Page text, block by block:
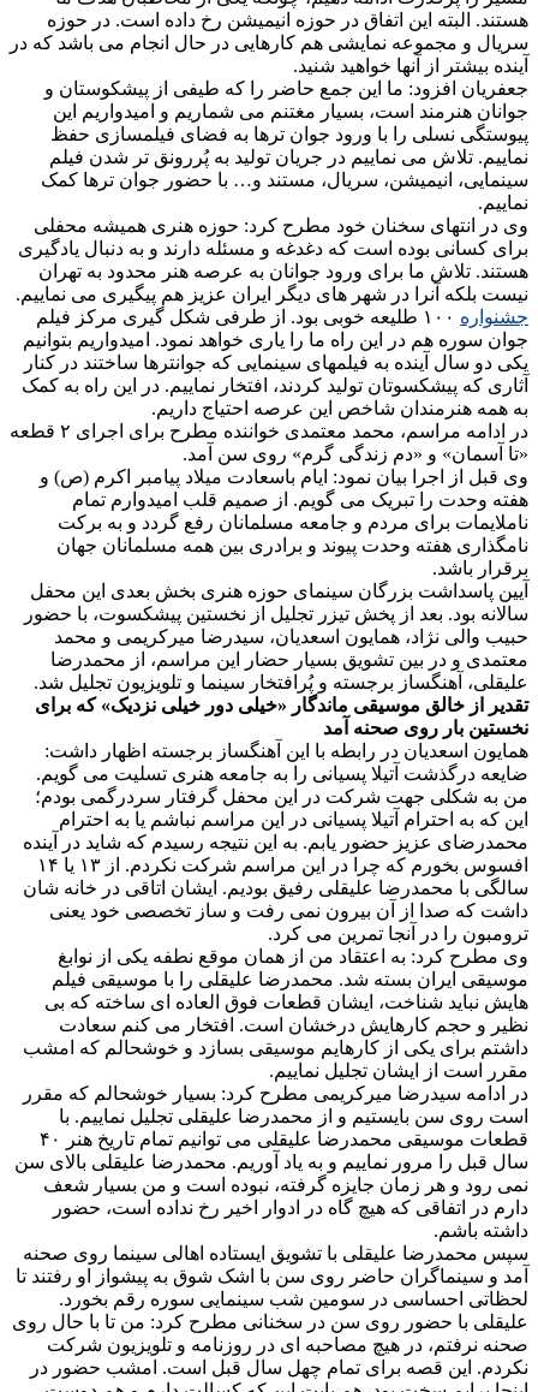
هستند. البته این اتفاق در حوزه انیمیشن رخ داده است. در حوزه
سریال و مجموعه نمایشی هم کارهایی در حال انجام می باشد که در
آینده بیشتر از آنها خواهید شنید.
جعفریان افزود: ما این جمع حاضر را که طیفی از پیشکوستان و
جوانان هنرمند است، بسیار مغتنم می شماریم و امیدواریم این
پیوستگی نسلی را با ورود جوان ترها به فضای فیلمسازی حفظ
نماییم. تلاش می نماییم در جریان تولید به پُررونق تر شدن فیلم
سینمایی، انیمیشن، سریال، مستند و… با حضور جوان ترها کمک
نماییم.
وی در انتهای سخنان خود مطرح کرد: حوزه هنری همیشه محفلی
برای کسانی بوده است که دغدغه و مسئله دارند و به دنبال یادگیری
هستند. تلاش ما برای ورود جوانان به عرصه هنر محدود به تهران
نیست بلکه آنرا در شهر های دیگر ایران عزیز هم پیگیری می نماییم.
جشنواره
۱۰۰ طلیعه خوبی بود. از طرفی شکل گیری مرکز فیلم
جوان سوره هم در این راه ما را یاری خواهد نمود. امیدواریم بتوانیم
یکی دو سال آینده به فیلمهای سینمایی که جوانترها ساختند در کنار
آثاری که پیشکسوتان تولید کردند، افتخار نماییم. در این راه به کمک
به همه هنرمندان شاخص این عرصه احتیاج داریم.
در ادامه مراسم، محمد معتمدی خواننده مطرح برای اجرای ۲ قطعه
«تا آسمان» و «دم زندگی گرم» روی سن آمد.
وی قبل از اجرا بیان نمود: ایام باسعادت میلاد پیامبر اکرم (ص) و
هفته وحدت را تبریک می گویم. از صمیم قلب امیدوارم تمام
ناملایمات برای مردم و جامعه مسلمانان رفع گردد و به برکت
نامگذاری هفته وحدت پیوند و برادری بین همه مسلمانان جهان
برقرار باشد.
آیین پاسداشت بزرگان سینمای حوزه هنری بخش بعدی این محفل
سالانه بود. بعد از پخش تیزر تجلیل از نخستین پیشکسوت، با حضور
حبیب والی نژاد، همایون اسعدیان، سیدرضا میرکریمی و محمد
معتمدی و در بین تشویق بسیار حضار این مراسم، از محمدرضا
علیقلی، آهنگساز برجسته و پُرافتخار سینما و تلویزیون تجلیل شد.
تقدیر از خالق موسیقی ماندگار «خیلی دور خیلی نزدیک» که برای
نخستین بار روی صحنه آمد
همایون اسعدیان در رابطه با این آهنگساز برجسته اظهار داشت:
ضایعه درگذشت آتیلا پسیانی را به جامعه هنری تسلیت می گویم.
من به شکلی جهت شرکت در این محفل گرفتار سردرگمی بودم؛
این که به احترام آتیلا پسیانی در این مراسم نباشم یا به احترام
محمدرضای عزیز حضور یابم. به این نتیجه رسیدم که شاید در آینده
افسوس بخورم که چرا در این مراسم شرکت نکردم. از ۱۳ یا ۱۴
سالگی با محمدرضا علیقلی رفیق بودیم. ایشان اتاقی در خانه شان
داشت که صدا از آن بیرون نمی رفت و ساز تخصصی خود یعنی
ترومبون را در آنجا تمرین می کرد.
وی مطرح کرد: به اعتقاد من از همان موقع نطفه یکی از نوابغ
موسیقی ایران بسته شد. محمدرضا علیقلی را با موسیقی فیلم
هایش نباید شناخت، ایشان قطعات فوق العاده ای ساخته که بی
نظیر و حجم کارهایش درخشان است. افتخار می کنم سعادت
داشتم برای یکی از کارهایم موسیقی بسازد و خوشحالم که امشب
مقرر است از ایشان تجلیل نماییم.
در ادامه سیدرضا میرکریمی مطرح کرد: بسیار خوشحالم که مقرر
است روی سن بایستیم و از محمدرضا علیقلی تجلیل نماییم. با
قطعات موسیقی محمدرضا علیقلی می توانیم تمام تاریخ هنر ۴۰
سال قبل را مرور نماییم و به یاد آوریم. محمدرضا علیقلی بالای سن
نمی رود و هر زمان جایزه گرفته، نبوده است و من بسیار شعف
دارم در اتفاقی که هیچ گاه در ادوار اخیر رخ نداده است، حضور
داشته باشم.
سپس محمدرضا علیقلی با تشویق ایستاده اهالی سینما روی صحنه
آمد و سینماگران حاضر روی سن با اشک شوق به پیشواز او رفتند تا
لحظاتی احساسی در سومین شب سینمایی سوره رقم بخورد.
علیقلی با حضور روی سن در سخنانی مطرح کرد: من تا با حال روی
صحنه نرفتم، در هیچ مصاحبه ای در روزنامه و تلویزیون شرکت
نکردم. این قصه برای تمام چهل سال قبل است. امشب حضور در